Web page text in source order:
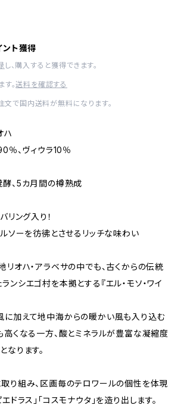
ト獲得
し、購入すると獲得できます。
す。送料を確認する
で国内送料が無料になります。
ハ
％、ヴィウラ10％
、5カ月間の樽熟成
リング入り！
ルソーを彷彿とさせるリッチな味わい
リオハ・アラベサの中でも、古くからの伝統
ンシエゴ村を本拠とする『エル・モソ・ワイ
加えて地中海からの暖かい風も入り込む
高くなる一方、酸とミネラルが豊富な凝縮度
なります。
り組み、区画毎のテロワールの個性を体現
ドラス」「コスモナウタ」を造り出します。